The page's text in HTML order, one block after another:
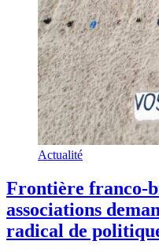
Actualité
Frontière franco-
associations
radical de